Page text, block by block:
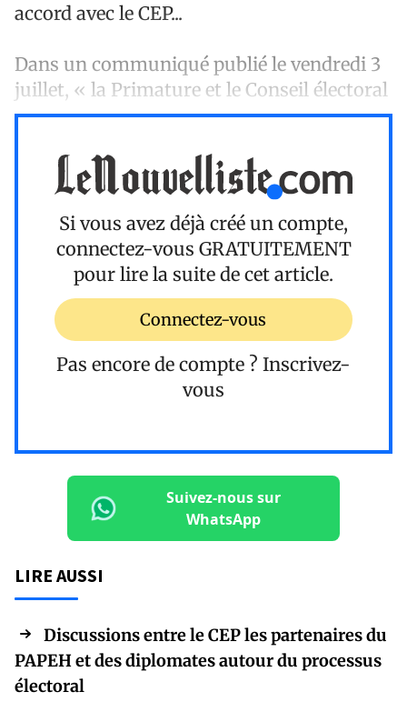
accord avec le CEP...
Dans un communiqué publié le vendredi 3
juillet, « la Primature et le Conseil électoral
Si vous avez déjà créé un compte,
connectez-vous GRATUITEMENT
pour lire la suite de cet article.
Connectez-vous
Pas encore de compte ? Inscrivez-
vous
Suivez-nous sur
WhatsApp
LIRE AUSSI
Discussions entre le CEP les partenaires du
PAPEH et des diplomates autour du processus
électoral